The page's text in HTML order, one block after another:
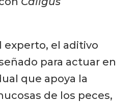
experto, el aditivo
para actuar en
que apoya la
de los peces,